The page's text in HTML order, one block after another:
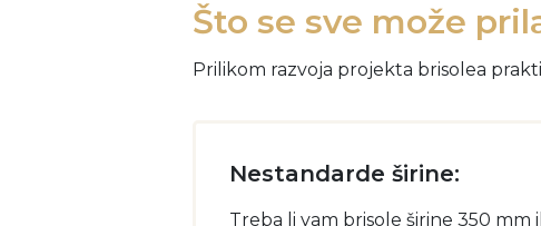
Što se sve može
Prilikom razvoja projekta brisolea
Nestandarde širine:
Treba li vam brisole širine 350 mm